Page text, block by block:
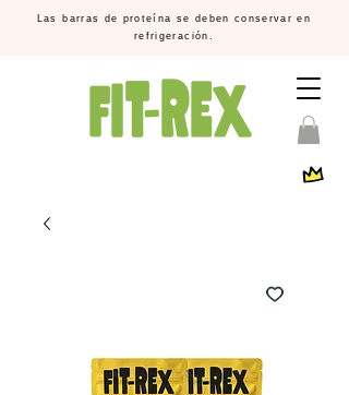
Las barras de proteína se deben conservar en
refrigeración.